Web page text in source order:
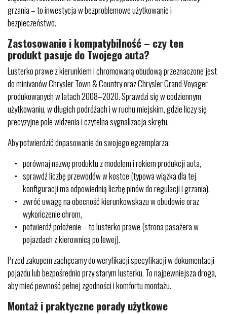
grzania – to inwestycja w bezproblemowe użytkowanie i
bezpieczeństwo.
Zastosowanie i kompatybilność – czy ten
produkt pasuje do Twojego auta?
Lusterko prawe z kierunkiem i chromowaną obudową przeznaczone jest
do minivanów Chrysler Town & Country oraz Chrysler Grand Voyager
produkowanych w latach 2008–2020. Sprawdzi się w codziennym
użytkowaniu, w długich podróżach i w ruchu miejskim, gdzie liczy się
precyzyjne pole widzenia i czytelna sygnalizacja skrętu.
Aby potwierdzić dopasowanie do swojego egzemplarza:
porównaj nazwę produktu z modelem i rokiem produkcji auta,
sprawdź liczbę przewodów w kostce (typowa wiązka dla tej
konfiguracji ma odpowiednią liczbę pinów do regulacji i grzania),
zwróć uwagę na obecność kierunkowskazu w obudowie oraz
wykończenie chrom,
potwierdź położenie – to lusterko prawe (strona pasażera w
pojazdach z kierownicą po lewej).
Przed zakupem zachęcamy do weryfikacji specyfikacji w dokumentacji
pojazdu lub bezpośrednio przy starym lusterku. To najpewniejsza droga,
aby mieć pewność pełnej zgodności i komfortu montażu.
Montaż i praktyczne porady użytkowe